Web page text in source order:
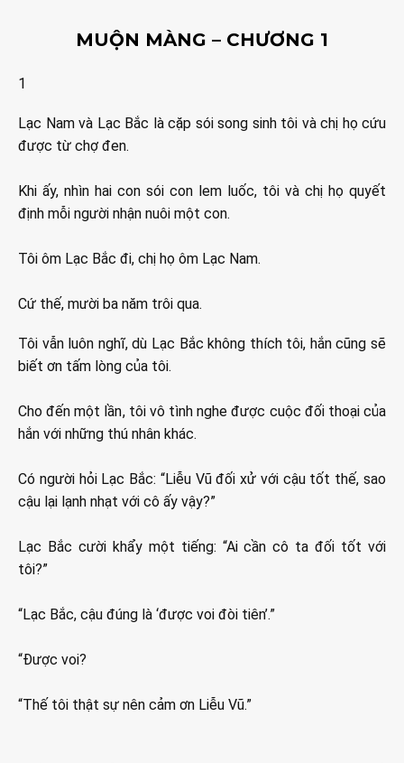
MUỘN MÀNG – CHƯƠNG 1
1
Lạc Nam và Lạc Bắc là cặp sói song sinh tôi và chị họ cứu
được từ chợ đen.
Khi ấy, nhìn hai con sói con lem luốc, tôi và chị họ quyết
định mỗi người nhận nuôi một con.
Tôi ôm Lạc Bắc đi, chị họ ôm Lạc Nam.
Cứ thế, mười ba năm trôi qua.
Tôi vẫn luôn nghĩ, dù Lạc Bắc không thích tôi, hắn cũng sẽ
biết ơn tấm lòng của tôi.
Cho đến một lần, tôi vô tình nghe được cuộc đối thoại của
hắn với những thú nhân khác.
Có người hỏi Lạc Bắc: “Liễu Vũ đối xử với cậu tốt thế, sao
cậu lại lạnh nhạt với cô ấy vậy?”
Lạc Bắc cười khẩy một tiếng: “Ai cần cô ta đối tốt với
tôi?”
“Lạc Bắc, cậu đúng là ‘được voi đòi tiên’.”
“Được voi?
“Thế tôi thật sự nên cảm ơn Liễu Vũ.”